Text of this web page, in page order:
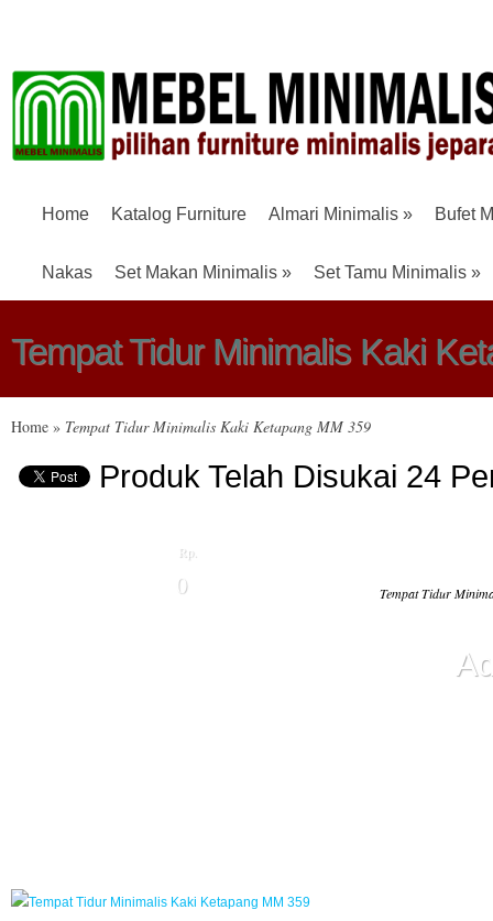
Home Katalog Furniture Almari Minimalis » Bufet
Nakas Set Makan Minimalis » Set Tamu Minimalis »
Tempat Tidur Minimalis Kaki
Home » Tempat Tidur Minimalis Kaki Ketapang MM 359
Produk Telah Disukai 24
Rp.
0 Tempat Tidur